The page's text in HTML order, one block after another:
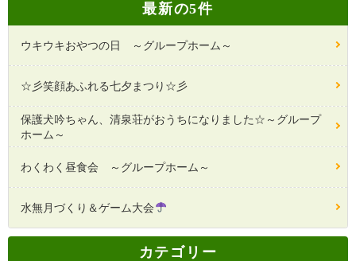
最新の5件
ウキウキおやつの日 ～グループホーム～
☆彡笑顔あふれる七夕まつり☆彡
保護犬吟ちゃん、清泉荘がおうちになりました☆～グループ
ホーム～
わくわく昼食会 ～グループホーム～
水無月づくり＆ゲーム大会
カテゴリー